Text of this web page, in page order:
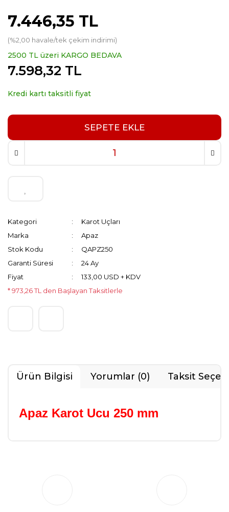
7.446,35 TL
(%2,00 havale/tek çekim indirimi)
2500 TL üzeri KARGO BEDAVA
7.598,32 TL
Kredi kartı taksitli fiyat
SEPETE EKLE
Kategori
Karot Uçları
Marka
Apaz
Stok Kodu
QAPZ250
Garanti Süresi
24 Ay
Fiyat
133,00 USD + KDV
* 973,26 TL den Başlayan Taksitlerle
Ürün Bilgisi Yorumlar (0) Taksit
Apaz Karot Ucu 250 mm